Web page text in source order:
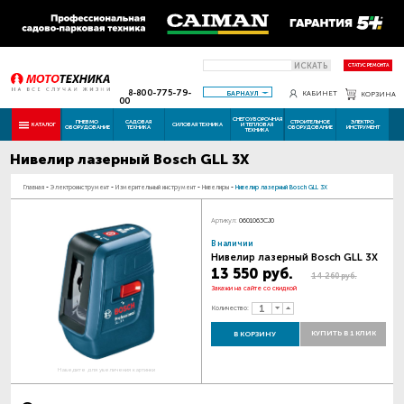
ИСКАТЬ СТАТУС РЕМОНТА
8-800-775-79-
00
БАРНАУЛ КАБИНЕТ КОРЗИНА
КАТАЛОГ ПНЕВМО
ОБОРУДОВАНИЕ
САДОВАЯ
ТЕХНИКА СИЛОВАЯ ТЕХНИКА
СНЕГОУБОРОЧНАЯ
И ТЕПЛОВАЯ
ТЕХНИКА
СТРОИТЕЛЬНОЕ
ОБОРУДОВАНИЕ
ЭЛЕКТРО
ИНСТРУМЕНТ
Нивелир лазерный Bosch GLL 3X
Главная - Электроинструмент - Измерительный инструмент - Нивелиры - Нивелир лазерный Bosch GLL 3X
Наведите для увеличения картинки
Артикул: 0601063CJ0
В наличии
Нивелир лазерный Bosch GLL 3X
13 550 руб. 14 260 руб.
Закажи на сайте со скидкой
Количество:
В КОРЗИНУ КУПИТЬ В 1 КЛИК